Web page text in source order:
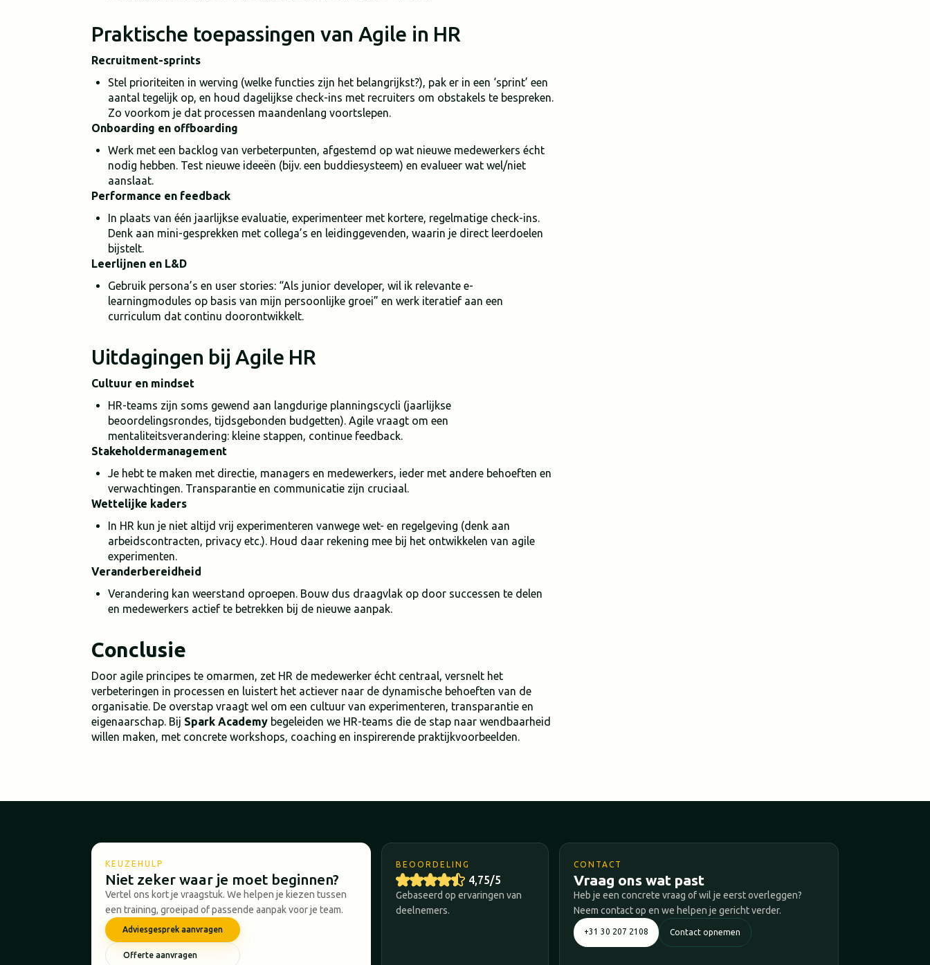
Praktische toepassingen van Agile in HR
Recruitment-sprints
Stel prioriteiten in werving (welke functies zijn het belangrijkst?), pak er in een ‘sprint’ een
aantal tegelijk op, en houd dagelijkse check-ins met recruiters om obstakels te bespreken.
Zo voorkom je dat processen maandenlang voortslepen.
Onboarding en offboarding
Werk met een backlog van verbeterpunten, afgestemd op wat nieuwe medewerkers écht
nodig hebben. Test nieuwe ideeën (bijv. een buddiesysteem) en evalueer wat wel/niet
aanslaat.
Performance en feedback
In plaats van één jaarlijkse evaluatie, experimenteer met kortere, regelmatige check-ins.
Denk aan mini-gesprekken met collega’s en leidinggevenden, waarin je direct leerdoelen
bijstelt.
Leerlijnen en L&D
Gebruik persona’s en user stories: “Als junior developer, wil ik relevante e-
learningmodules op basis van mijn persoonlijke groei” en werk iteratief aan een
curriculum dat continu doorontwikkelt.
Uitdagingen bij Agile HR
Cultuur en mindset
HR-teams zijn soms gewend aan langdurige planningscycli (jaarlijkse
beoordelingsrondes, tijdsgebonden budgetten). Agile vraagt om een
mentaliteitsverandering: kleine stappen, continue feedback.
Stakeholdermanagement
Je hebt te maken met directie, managers en medewerkers, ieder met andere behoeften en
verwachtingen. Transparantie en communicatie zijn cruciaal.
Wettelijke kaders
In HR kun je niet altijd vrij experimenteren vanwege wet- en regelgeving (denk aan
arbeidscontracten, privacy etc.). Houd daar rekening mee bij het ontwikkelen van agile
experimenten.
Veranderbereidheid
Verandering kan weerstand oproepen. Bouw dus draagvlak op door successen te delen
en medewerkers actief te betrekken bij de nieuwe aanpak.
Conclusie
Door agile principes te omarmen, zet HR de medewerker écht centraal, versnelt het
verbeteringen in processen en luistert het actiever naar de dynamische behoeften van de
organisatie. De overstap vraagt wel om een cultuur van experimenteren, transparantie en
eigenaarschap. Bij Spark Academy begeleiden we HR-teams die de stap naar wendbaarheid
willen maken, met concrete workshops, coaching en inspirerende praktijkvoorbeelden.
KEUZEHULP
Niet zeker waar je moet beginnen?
Vertel ons kort je vraagstuk. We helpen je kiezen tussen
een training, groeipad of passende aanpak voor je team.
Adviesgesprek aanvragen
Offerte aanvragen
BEOORDELING
4,75/5
Gebaseerd op ervaringen van
deelnemers.
CONTACT
Vraag ons wat past
Heb je een concrete vraag of wil je eerst overleggen?
Neem contact op en we helpen je gericht verder.
+31 30 207 2108 Contact opnemen